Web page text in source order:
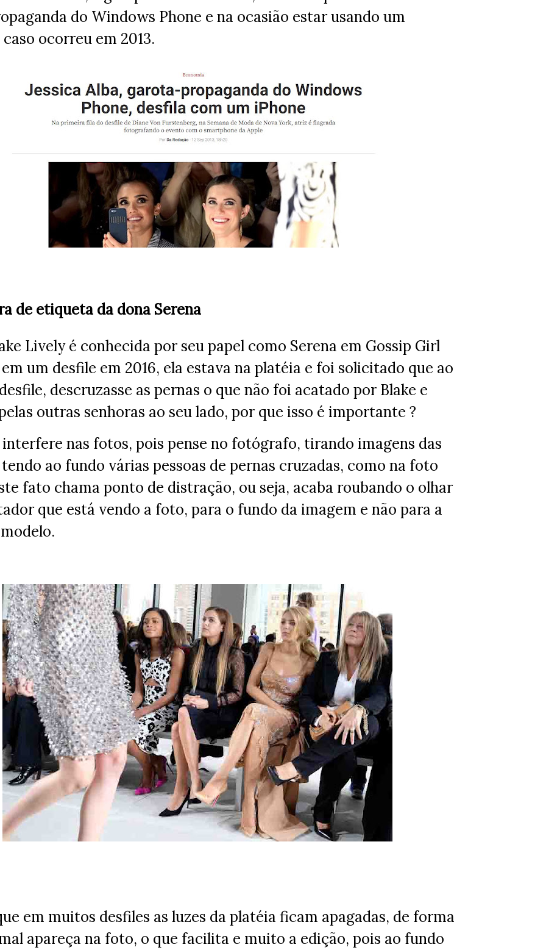
do Windows Phone e na ocasião estar usando um
ocorreu em 2013.
de etiqueta da dona Serena
Lively é conhecida por seu papel como Serena em Gossip Girl
em um desfile em 2016, ela estava na platéia e foi solicitado que ao
descruzasse as pernas o que não foi acatado por Blake e
outras senhoras ao seu lado, por que isso é importante ?
nas fotos, pois pense no fotógrafo, tirando imagens das
ao fundo várias pessoas de pernas cruzadas, como na foto
fato chama ponto de distração, ou seja, acaba roubando o olhar
que está vendo a foto, para o fundo da imagem e não para a
em muitos desfiles as luzes da platéia ficam apagadas, de forma
apareça na foto, o que facilita e muito a edição, pois ao fundo